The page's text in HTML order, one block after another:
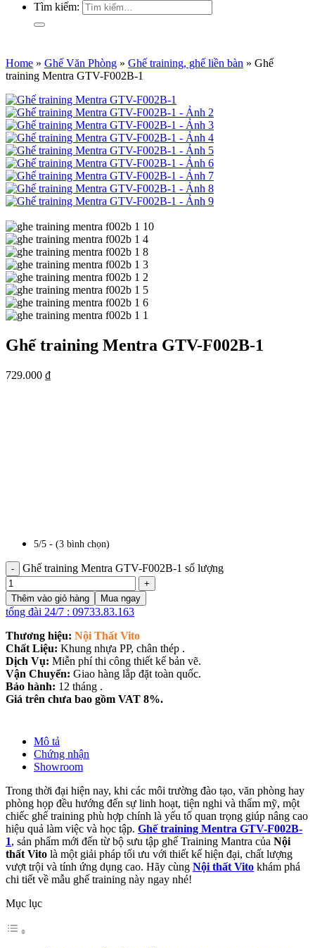
Tìm kiếm:
Home » Ghế Văn Phòng » Ghế training, ghế liền bàn » Ghế
training Mentra GTV-F002B-1
Ghế training Mentra GTV-F002B-1
729.000 ₫
5/5 - (3 bình chọn)
Ghế training Mentra GTV-F002B-1 số lượng
Thêm vào giỏ hàng Mua ngay
tổng đài 24/7 : 09733.83.163
Thương hiệu: Nội Thất Vito
Chất Liệu: Khung nhựa PP, chân thép .
Dịch Vụ: Miễn phí thi công thiết kế bản vẽ.
Vận Chuyển: Giao hàng lắp đặt toàn quốc.
Bảo hành: 12 tháng .
Giá trên chưa bao gồm VAT 8%.
Mô tả
Chứng nhận
Showroom
Trong thời đại hiện nay, khi các môi trường đào tạo, văn phòng hay
phòng họp đều hướng đến sự linh hoạt, tiện nghi và thẩm mỹ, một
chiếc ghế training phù hợp chính là yếu tố quan trọng giúp nâng cao
hiệu quả làm việc và học tập. Ghế training Mentra GTV-F002B-
1, sản phẩm mới đến từ bộ sưu tập ghế Training Mantra của Nội
thất Vito là một giải pháp tối ưu với thiết kế hiện đại, chất lượng
vượt trội và tính ứng dụng cao. Hãy cùng Nội thất Vito khám phá
chi tiết về mẫu ghế training này ngay nhé!
Mục lục